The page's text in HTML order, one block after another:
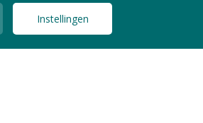
Instellingen